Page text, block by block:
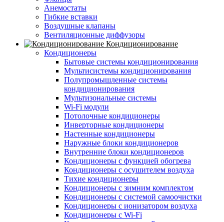
Анемостаты
Гибкие вставки
Воздушные клапаны
Вентиляционные диффузоры
Кондиционирование
Кондиционеры
Бытовые системы кондиционирования
Мультисистемы кондиционирования
Полупромышленные системы
кондиционирования
Мультизональные системы
Wi-Fi модули
Потолочные кондиционеры
Инверторные кондиционеры
Настенные кондиционеры
Наружные блоки кондиционеров
Внутренние блоки кондиционеров
Кондиционеры с функцией обогрева
Кондиционеры с осушителем воздуха
Тихие кондиционеры
Кондиционеры с зимним комплектом
Кондиционеры с системой самоочистки
Кондиционеры с ионизатором воздуха
Кондиционеры с Wi-Fi